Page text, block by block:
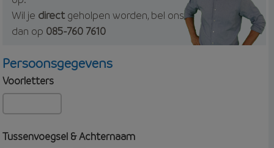
Wil je directgeholpen worden, bel ons
dan op 085-760 7610
Persoonsgegevens
Voorletters
Tussenvoegsel & Achternaam